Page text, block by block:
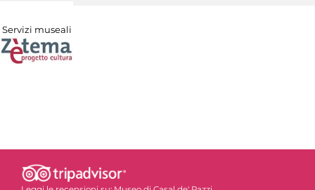
Servizi museali